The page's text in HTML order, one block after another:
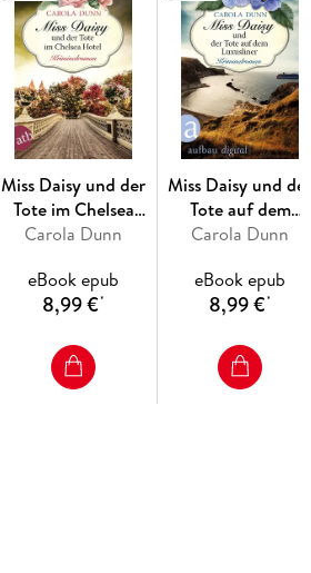
Miss Daisy und der
Tote im Chelsea
Hotel
Carola Dunn
eBook epub
8,99 €*
Miss Daisy und
Tote auf dem
Luxusliner
Carola Dunn
eBook epub
8,99 €*